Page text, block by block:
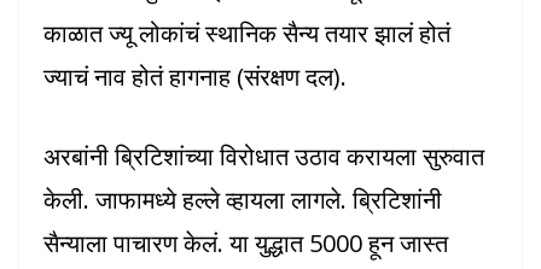
काळात ज्यू लोकांचं स्थानिक सैन्य तयार झालं होतं
ज्याचं नाव होतं हागनाह (संरक्षण दल).
अरबांनी ब्रिटिशांच्या विरोधात उठाव करायला सुरुवात
केली. जाफामध्ये हल्ले व्हायला लागले. ब्रिटिशांनी
सैन्याला पाचारण केलं. या युद्धात 5000 हून जास्त